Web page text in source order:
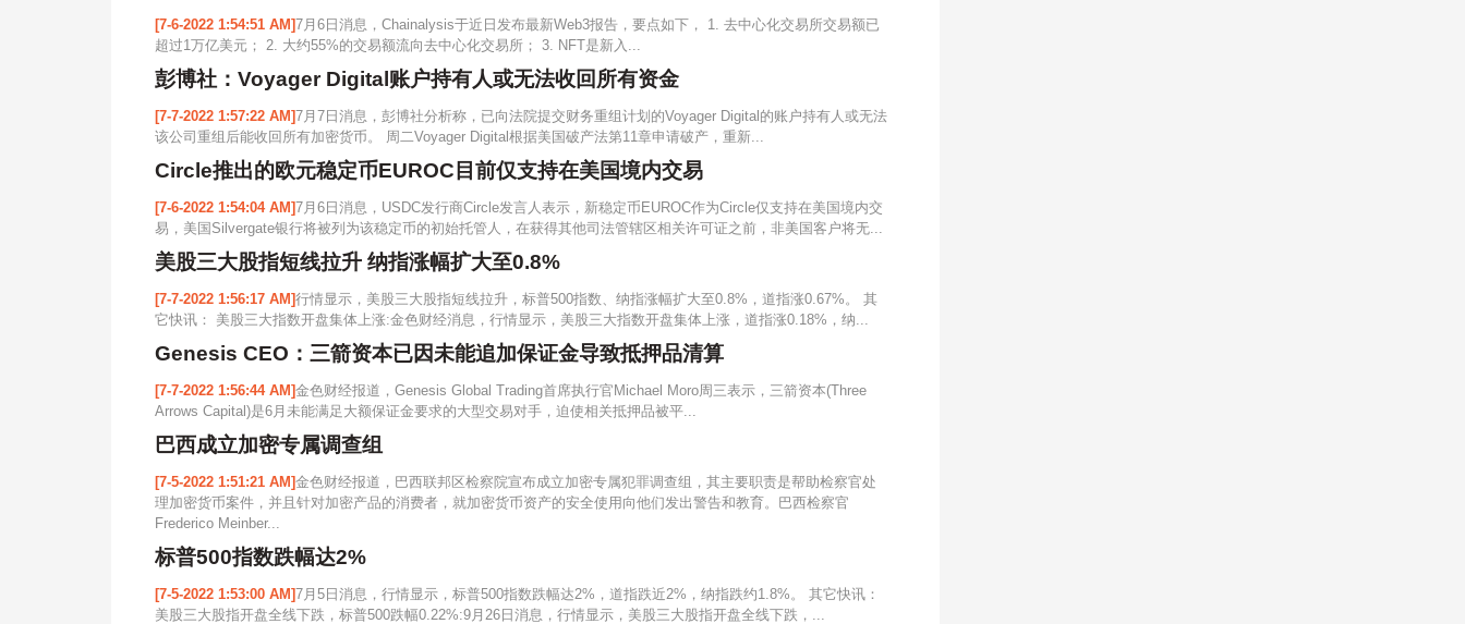
[7-6-2022 1:54:51 AM]7月6日消息，Chainalysis于近日发布最新Web3报告，要点如下， 1. 去中心化交易所交易额已
超过1万亿美元； 2. 大约55%的交易额流向去中心化交易所； 3. NFT是新入...
彭博社：Voyager Digital账户持有人或无法收回所有资金
[7-7-2022 1:57:22 AM]7月7日消息，彭博社分析称，已向法院提交财务重组计划的Voyager Digital的账户持有人或无法
该公司重组后能收回所有加密货币。 周二Voyager Digital根据美国破产法第11章申请破产，重新...
Circle推出的欧元稳定币EUROC目前仅支持在美国境内交易
[7-6-2022 1:54:04 AM]7月6日消息，USDC发行商Circle发言人表示，新稳定币EUROC作为Circle仅支持在美国境内交
易，美国Silvergate银行将被列为该稳定币的初始托管人，在获得其他司法管辖区相关许可证之前，非美国客户将无...
美股三大股指短线拉升 纳指涨幅扩大至0.8%
[7-7-2022 1:56:17 AM]行情显示，美股三大股指短线拉升，标普500指数、纳指涨幅扩大至0.8%，道指涨0.67%。 其
它快讯： 美股三大指数开盘集体上涨:金色财经消息，行情显示，美股三大指数开盘集体上涨，道指涨0.18%，纳...
Genesis CEO：三箭资本已因未能追加保证金导致抵押品清算
[7-7-2022 1:56:44 AM]金色财经报道，Genesis Global Trading首席执行官Michael Moro周三表示，三箭资本(Three
Arrows Capital)是6月未能满足大额保证金要求的大型交易对手，迫使相关抵押品被平...
巴西成立加密专属调查组
[7-5-2022 1:51:21 AM]金色财经报道，巴西联邦区检察院宣布成立加密专属犯罪调查组，其主要职责是帮助检察官处
理加密货币案件，并且针对加密产品的消费者，就加密货币资产的安全使用向他们发出警告和教育。巴西检察官
Frederico Meinber...
标普500指数跌幅达2%
[7-5-2022 1:53:00 AM]7月5日消息，行情显示，标普500指数跌幅达2%，道指跌近2%，纳指跌约1.8%。 其它快讯：
美股三大股指开盘全线下跌，标普500跌幅0.22%:9月26日消息，行情显示，美股三大股指开盘全线下跌，...